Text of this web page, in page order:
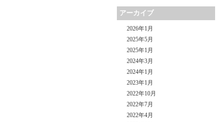
アーカイブ
2026年1月
2025年5月
2025年1月
2024年3月
2024年1月
2023年1月
2022年10月
2022年7月
2022年4月